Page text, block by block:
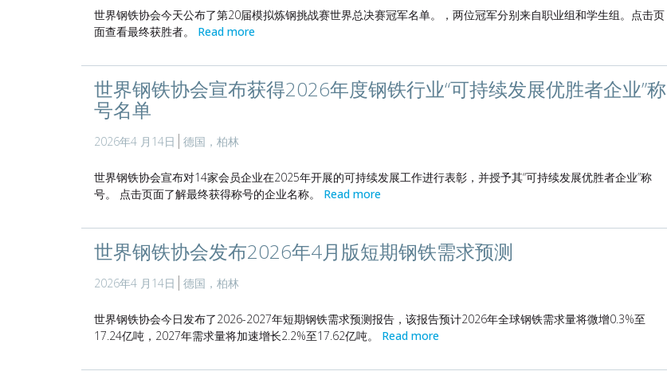
世界钢铁协会今天公布了第20届模拟炼钢挑战赛世界总决赛冠军名单。，两位冠军分别来自职业组和学生组。点击页
面查看最终获胜者。 Read more
世界钢铁协会宣布获得2026年度钢铁行业“可持续发展优胜者企业”称
号名单
2026年4 月14日 德国，柏林
世界钢铁协会宣布对14家会员企业在2025年开展的可持续发展工作进行表彰，并授予其“可持续发展优胜者企业”称
号。 点击页面了解最终获得称号的企业名称。 Read more
世界钢铁协会发布2026年4月版短期钢铁需求预测
2026年4 月14日 德国，柏林
世界钢铁协会今日发布了2026-2027年短期钢铁需求预测报告，该报告预计2026年全球钢铁需求量将微增0.3%至
17.24亿吨，2027年需求量将加速增长2.2%至17.62亿吨。 Read more